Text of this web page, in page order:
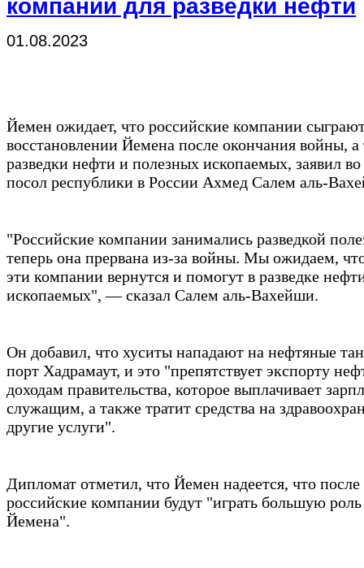
компаний для разведки нефти
01.08.2023
Йемен ожидает, что российские компании
восстановлении Йемена после окончания войны, а
разведки нефти и полезных ископаемых, заявил
посол республики в России Ахмед Салем аль-
"Российские компании занимались разведкой
теперь она прервана из-за войны. Мы ожидаем,
эти компании вернутся и помогут в разведке
ископаемых", — сказал Салем аль-Вахейши.
Он добавил, что хуситы нападают на нефтяные
порт Хадрамаут, и это "препятствует экспорту
доходам правительства, которое выплачивает
служащим, а также тратит средства на
другие услуги".
Дипломат отметил, что Йемен надеется, что
российские компании будут "играть большую роль
Йемена".